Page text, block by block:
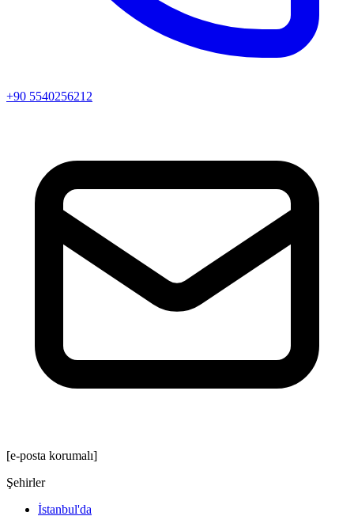
+90 5540256212
[e-posta korumalı]
Şehirler
İstanbul'da